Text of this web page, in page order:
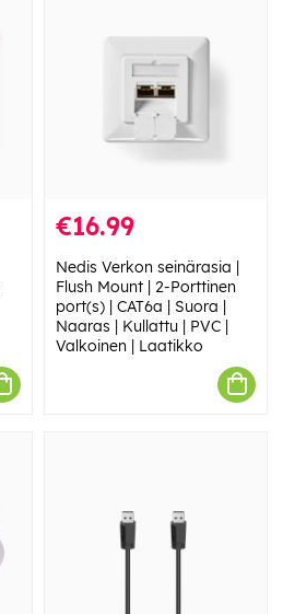
€16.99
Nedis Verkon seinärasia |
Flush Mount | 2-Porttinen
port(s) | CAT6a | Suora |
Naaras | Kullattu | PVC |
Valkoinen | Laatikko